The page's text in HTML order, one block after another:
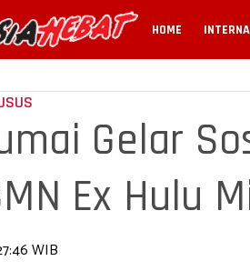
HOME
Gelar
Ex Hulu
WIB